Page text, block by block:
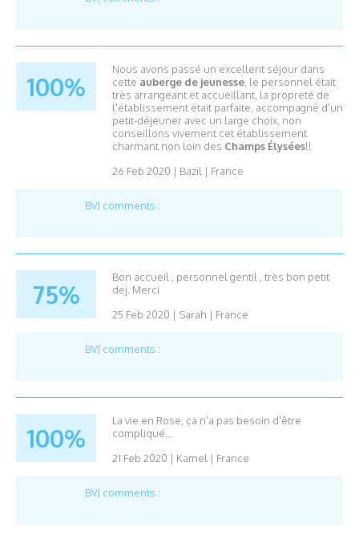
100%
Nous avons passé un excellent séjour dans
cette auberge de jeunesse, le personnel était
très arrangeant et accueillant, la propreté de
l'établissement était parfaite, accompagné d'un
petit-déjeuner avec un large choix, non
conseillons vivement cet établissement
charmant non loin des Champs Élysées!!
26 Feb 2020 | Bazil | France
BVJ comments :
75%
Bon accueil , personnel gentil , très bon petit
dej. Merci
25 Feb 2020 | Sarah | France
BVJ comments :
100%
La vie en Rose, ça n'a pas besoin d'être
compliqué...
21 Feb 2020 | Kamel | France
BVJ comments :